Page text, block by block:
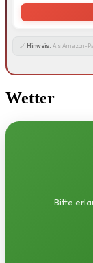
🔗 Hinweis: Als Amazon-
Wetter
Bitte